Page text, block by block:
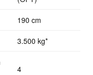
190 cm
3.500 kg*
4